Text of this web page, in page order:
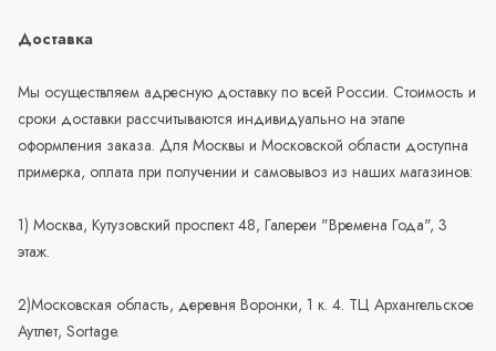
Доставка
Мы осуществляем адресную доставку по всей России. Стоимость и
сроки доставки рассчитываются индивидуально на этапе
оформления заказа. Для Москвы и Московской области доступна
примерка, оплата при получении и самовывоз из наших магазинов:
1) Москва, Кутузовский проспект 48, Галереи "Времена Года", 3
этаж.
2)Московская область, деревня Воронки, 1 к. 4. ТЦ Архангельское
Аутлет, Sortage.